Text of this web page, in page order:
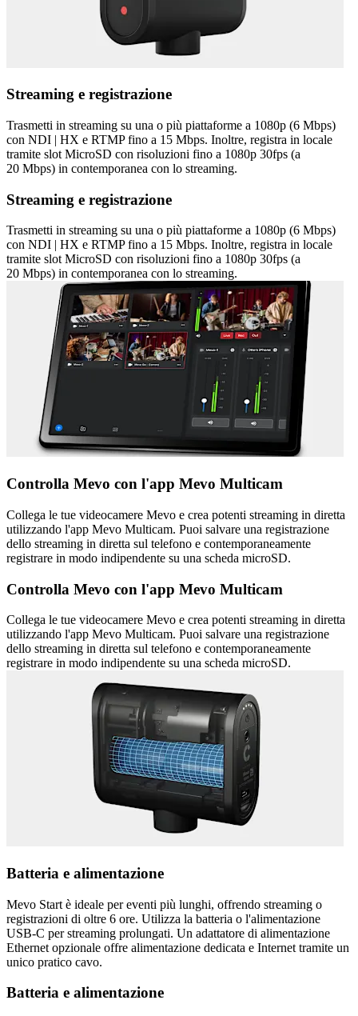
Streaming e registrazione
Trasmetti in streaming su una o più piattaforme a 1080p (6 Mbps)
con NDI | HX e RTMP fino a 15 Mbps. Inoltre, registra in locale
tramite slot MicroSD con risoluzioni fino a 1080p 30fps (a
20 Mbps) in contemporanea con lo streaming.
Streaming e registrazione
Trasmetti in streaming su una o più piattaforme a 1080p (6 Mbps)
con NDI | HX e RTMP fino a 15 Mbps. Inoltre, registra in locale
tramite slot MicroSD con risoluzioni fino a 1080p 30fps (a
20 Mbps) in contemporanea con lo streaming.
Controlla Mevo con l'app Mevo Multicam
Collega le tue videocamere Mevo e crea potenti streaming in diretta
utilizzando l'app Mevo Multicam. Puoi salvare una registrazione
dello streaming in diretta sul telefono e contemporaneamente
registrare in modo indipendente su una scheda microSD.
Controlla Mevo con l'app Mevo Multicam
Collega le tue videocamere Mevo e crea potenti streaming in diretta
utilizzando l'app Mevo Multicam. Puoi salvare una registrazione
dello streaming in diretta sul telefono e contemporaneamente
registrare in modo indipendente su una scheda microSD.
Batteria e alimentazione
Mevo Start è ideale per eventi più lunghi, offrendo streaming o
registrazioni di oltre 6 ore. Utilizza la batteria o l'alimentazione
USB-C per streaming prolungati. Un adattatore di alimentazione
Ethernet opzionale offre alimentazione dedicata e Internet tramite un
unico pratico cavo.
Batteria e alimentazione